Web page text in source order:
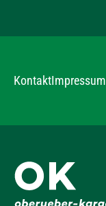
KontaktImpressum